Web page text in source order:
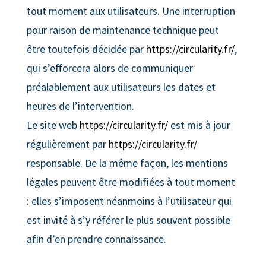
tout moment aux utilisateurs. Une interruption
pour raison de maintenance technique peut
être toutefois décidée par https://circularity.fr/,
qui s’efforcera alors de communiquer
préalablement aux utilisateurs les dates et
heures de l’intervention.
Le site web https://circularity.fr/est mis à jour
régulièrement par https://circularity.fr/
responsable. De la même façon, les mentions
légales peuvent être modifiées à tout moment
: elles s’imposent néanmoins à l’utilisateur qui
est invité à s’y référer le plus souvent possible
afin d’en prendre connaissance.